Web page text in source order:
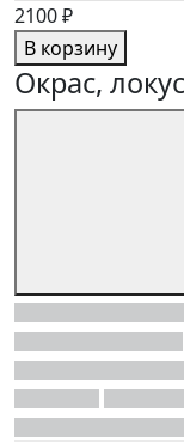
2100 ₽
В корзину
Окрас,